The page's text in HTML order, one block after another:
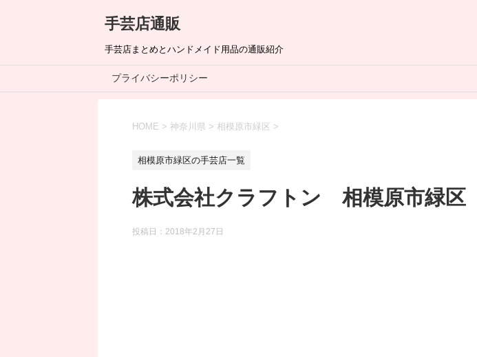
手芸店通販
手芸店まとめとハンドメイド用品の通販紹介
プライバシーポリシー
HOME > 神奈川県 > 相模原市緑区 >
相模原市緑区の手芸店一覧
株式会社クラフトン 相模原市緑区
投稿日： 2018年2月27日